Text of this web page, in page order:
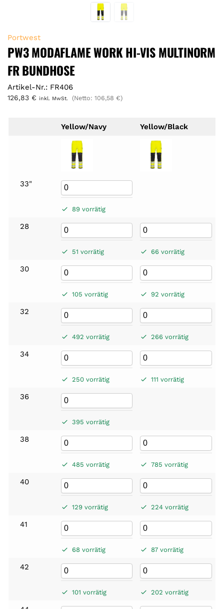
Portwest
PW3 MODAFLAME WORK HI-VIS MULTINORM
FR BUNDHOSE
Artikel-Nr.: FR406
126,83 € inkl. MwSt. (Netto: 106,58 €)
Yellow/Navy Yellow/Black
33"
89 vorrätig
28
51 vorrätig 66 vorrätig
30
105 vorrätig 92 vorrätig
32
492 vorrätig 266 vorrätig
34
250 vorrätig 111 vorrätig
36
395 vorrätig
38
485 vorrätig 785 vorrätig
40
129 vorrätig 224 vorrätig
41
68 vorrätig 87 vorrätig
42
101 vorrätig 202 vorrätig